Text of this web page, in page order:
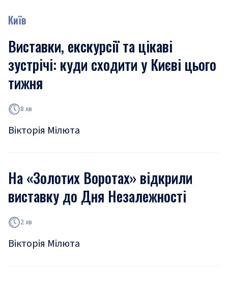
Київ
Виставки, екскурсії та цікаві
зустрічі: куди сходити у Києві цього
тижня
8 хв
Вікторія Мілюта
На «Золотих Воротах» відкрили
виставку до Дня Незалежності
2 хв
Вікторія Мілюта